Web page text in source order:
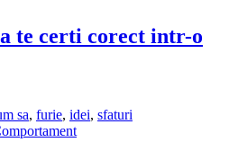
te certi corect intr-o
sa, furie, idei, sfaturi